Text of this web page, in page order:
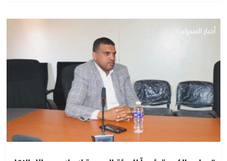
أخبار الصحراء